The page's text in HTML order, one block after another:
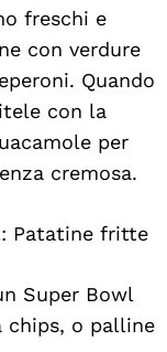
freschi e
con verdure
Quando
con la
per
cremosa.
Patatine fritte
Super Bowl
o palline